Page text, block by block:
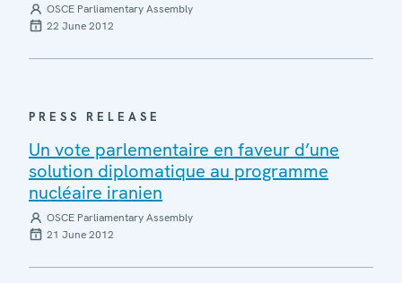
OSCE Parliamentary Assembly
22 June 2012
PRESS RELEASE
Un vote parlementaire en faveur d’une
solution diplomatique au programme
nucléaire iranien
OSCE Parliamentary Assembly
21 June 2012